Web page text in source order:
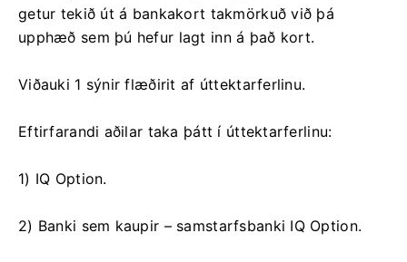
getur tekið út á bankakort takmörkuð við þá
upphæð sem þú hefur lagt inn á það kort.
Viðauki 1 sýnir flæðirit af úttektarferlinu.
Eftirfarandi aðilar taka þátt í úttektarferlinu:
1) IQ Option.
2) Banki sem kaupir – samstarfsbanki IQ Option.